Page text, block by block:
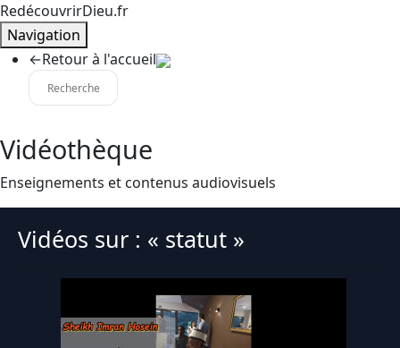
RedécouvrirDieu.fr
Navigation
←Retour à l'accueil
Vidéothèque
Enseignements et contenus audiovisuels
Vidéos sur : « statut »